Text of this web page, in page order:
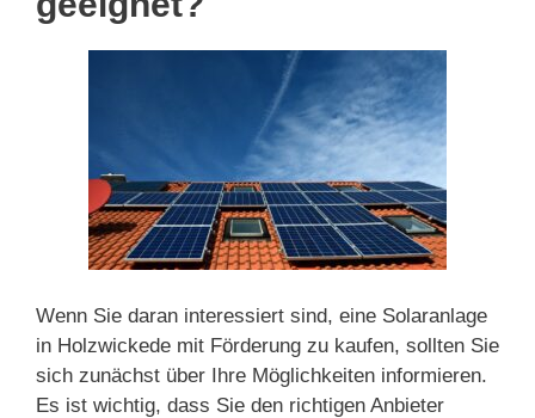
Wenn Sie daran interessiert sind, eine Solaranlage
in Holzwickede mit Förderung zu kaufen, sollten Sie
sich zunächst über Ihre Möglichkeiten informieren.
Es ist wichtig, dass Sie den richtigen Anbieter